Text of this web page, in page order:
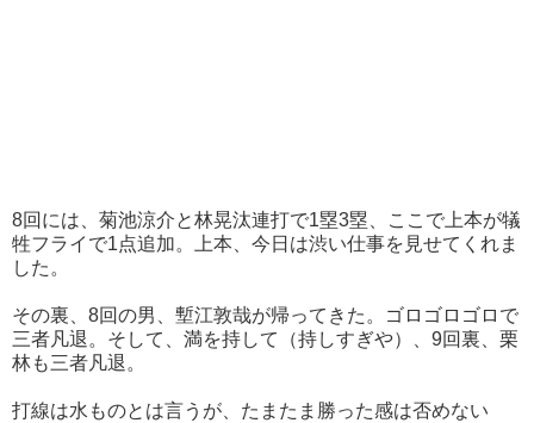
8回には、菊池涼介と林晃汰連打で1塁3塁、ここで上本が犠
牲フライで1点追加。上本、今日は渋い仕事を見せてくれま
した。
その裏、8回の男、塹江敦哉が帰ってきた。ゴロゴロゴロで
三者凡退。そして、満を持して（持しすぎや）、9回裏、栗
林も三者凡退。
打線は水ものとは言うが、たまたま勝った感は否めない